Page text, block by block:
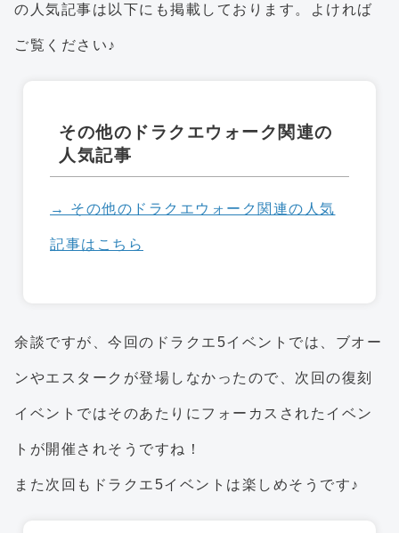
の人気記事は以下にも掲載しております。よければ
ご覧ください♪
その他のドラクエウォーク関連の
人気記事
→ その他のドラクエウォーク関連の人気
記事はこちら
余談ですが、今回のドラクエ5イベントでは、ブオー
ンやエスタークが登場しなかったので、次回の復刻
イベントではそのあたりにフォーカスされたイベン
トが開催されそうですね！
また次回もドラクエ5イベントは楽しめそうです♪